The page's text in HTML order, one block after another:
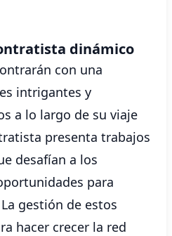
dinámico
con una
intrigantes y
a lo largo de su viaje
presenta trabajos
desafían a los
para
gestión de estos
hacer crecer la red